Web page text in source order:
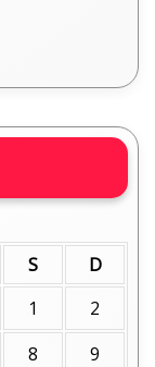
S
D
1
2
8
9